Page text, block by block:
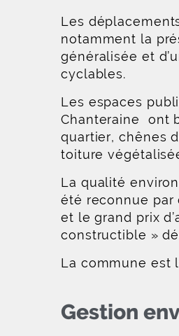
Les
notamment la
généralisée et
cyclables.
Les espaces
Chanteraine ont
quartier, chênes
toiture
La qualité
été reconnue par
et le grand prix
constructible »
La commune est
Gestion